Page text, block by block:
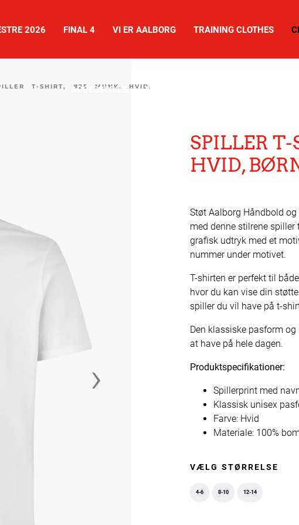
2026 FINAL 4 VI ER AALBORG TRAINING CLOTHES
ACCESSORIES NEWS
T-SHIRT, #25 MUNK, HVID,
›
SPILLER
HVID,
Støt Aalborg Håndbold
med denne stilrene
grafisk udtryk med et
nummer under motivet.
T-shirten er perfekt til
hvor du kan vise din
spiller du vil have på t-
Den klassiske pasform
at have på hele dagen.
Produktspecifikationer:
Spillerprint med
Klassisk unisex
Farve: Hvid
Materiale: 100%
VÆLG STØRRELSE
4-6 8-10 12-14